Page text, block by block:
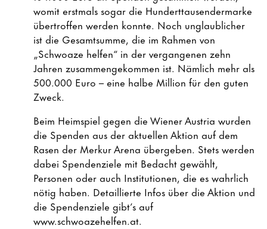
womit erstmals sogar die Hunderttausendermarke
übertroffen werden konnte. Noch unglaublicher
ist die Gesamtsumme, die im Rahmen von
„Schwoaze helfen“ in der vergangenen zehn
Jahren zusammengekommen ist. Nämlich mehr als
500.000 Euro – eine halbe Million für den guten
Zweck.
Beim Heimspiel gegen die Wiener Austria wurden
die Spenden aus der aktuellen Aktion auf dem
Rasen der Merkur Arena übergeben. Stets werden
dabei Spendenziele mit Bedacht gewählt,
Personen oder auch Institutionen, die es wahrlich
nötig haben. Detaillierte Infos über die Aktion und
die Spendenziele gibt’s auf
www.schwoazehelfen.at.